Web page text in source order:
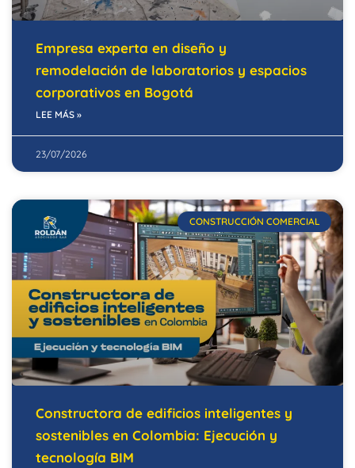
Empresa experta en diseño y
remodelación de laboratorios y espacios
corporativos en Bogotá
LEE MÁS »
23/07/2026
CONSTRUCCIÓN COMERCIAL
Constructora de edificios inteligentes y
sostenibles en Colombia: Ejecución y
tecnología BIM